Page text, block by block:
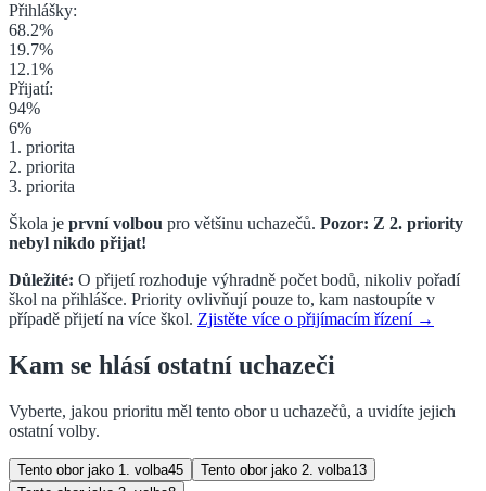
Přihlášky:
68.2%
19.7%
12.1%
Přijatí:
94%
6%
1. priorita
2. priorita
3. priorita
Škola je první volbou pro většinu uchazečů. Pozor: Z 2. priority
nebyl nikdo přijat!
Důležité: O přijetí rozhoduje výhradně počet bodů, nikoliv pořadí
škol na přihlášce. Priority ovlivňují pouze to, kam nastoupíte v
případě přijetí na více škol. Zjistěte více o přijímacím řízení →
Kam se hlásí ostatní uchazeči
Vyberte, jakou prioritu měl tento obor u uchazečů, a uvidíte jejich
ostatní volby.
Tento obor jako 1. volba45 Tento obor jako 2. volba13